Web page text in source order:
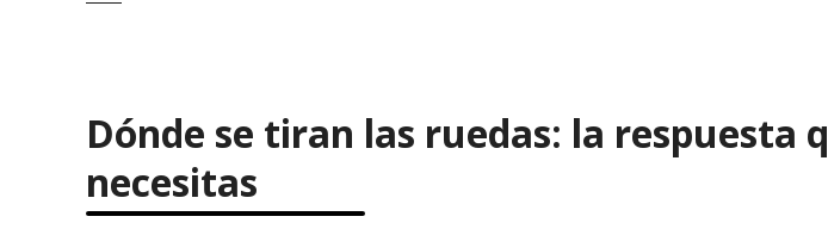
Dónde se tiran las ruedas: la respuesta
necesitas